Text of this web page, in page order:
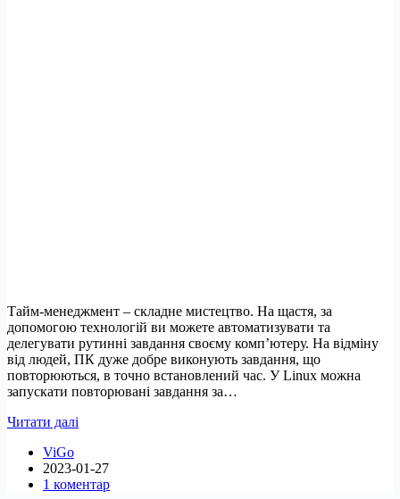
Тайм-менеджмент – складне мистецтво. На щастя, за
допомогою технологій ви можете автоматизувати та
делегувати рутинні завдання своєму комп’ютеру. На відміну
від людей, ПК дуже добре виконують завдання, що
повторюються, в точно встановлений час. У Linux можна
запускати повторювані завдання за…
Читати далі
завдання
в
ViGo
2023-01-27
1 коментар